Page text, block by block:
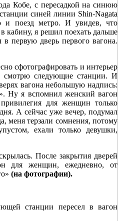
Кобе, с пересадкой на синюю
синей линии Shin-Nagata
и поезд метро. И увидев, что
кабину, я решил поехать дальше
первую дверь первого вагона.
сфотографировать и интерьер
смотрю следующие станции. И
вагона небольшую надпись:
Ну я вспомнил женский вагон
для женщин только
А сейчас уже вечер, подумал
меня терзали сомнения, потому
ехали только девушки,
После закрытия дверей
для женщин, ежедневно, от
(на фотографии).
станции пересел в вагон